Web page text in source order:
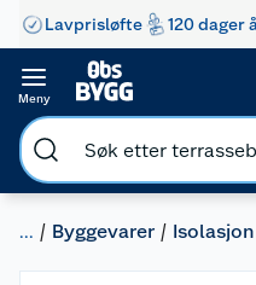
Lavprisløfte 120 dager
Meny
... Byggevarer Isolasjon